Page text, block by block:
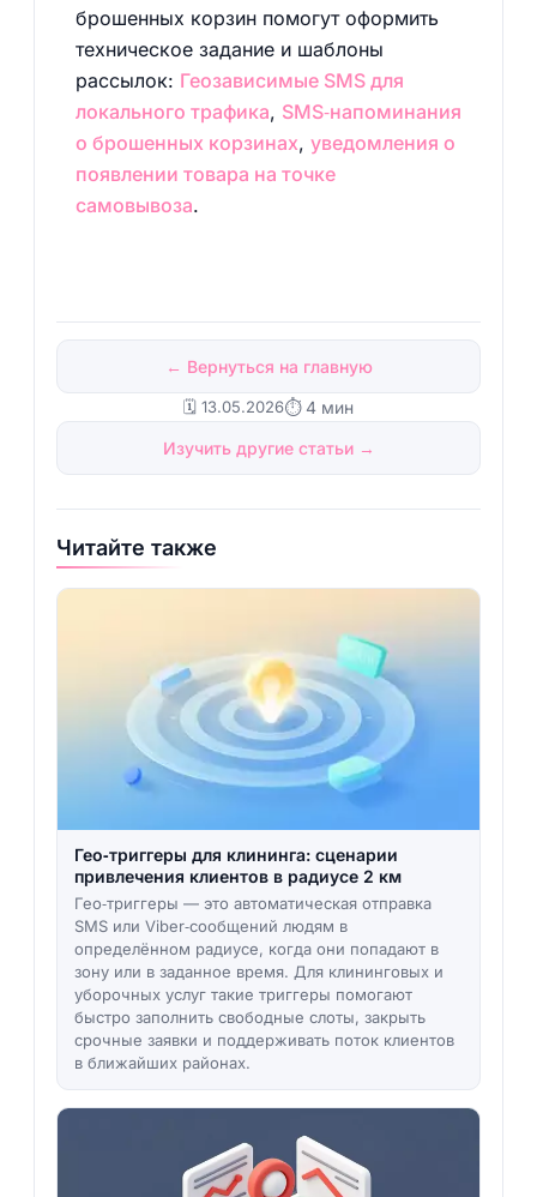
брошенных корзин помогут оформить
техническое задание и шаблоны
рассылок: Геозависимые SMS для
локального трафика, SMS‑напоминания
о брошенных корзинах, уведомления о
появлении товара на точке
самовывоза.
← Вернуться на главную
🗓️ 13.05.2026⏱ 4 мин
Изучить другие статьи →
Читайте также
Гео‑триггеры для клининга: сценарии
привлечения клиентов в радиусе 2 км
Гео‑триггеры — это автоматическая отправка
SMS или Viber‑сообщений людям в
определённом радиусе, когда они попадают в
зону или в заданное время. Для клининговых и
уборочных услуг такие триггеры помогают
быстро заполнить свободные слоты, закрыть
срочные заявки и поддерживать поток клиентов
в ближайших районах.